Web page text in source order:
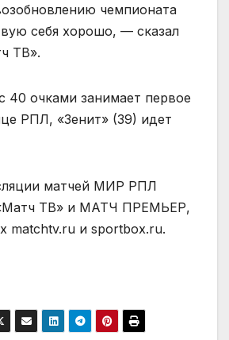
чемпионата
себя хорошо, — сказал
ТВ».
40 очками занимает первое
РПЛ, «Зенит» (39) идет
матчей МИР РПЛ
ТВ» и МАТЧ ПРЕМЬЕР,
matchtv.ru и sportbox.ru.